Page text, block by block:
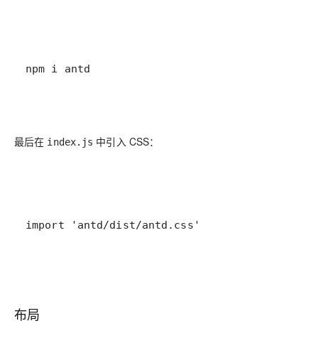
npm i antd
最后在 index.js 中引入 CSS：
import 'antd/dist/antd.css'
布局